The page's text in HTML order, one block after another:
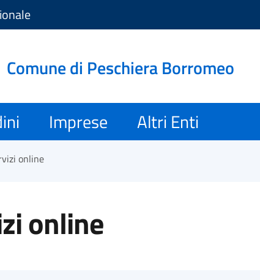
contenuto
footer
Comune di Peschiera Borromeo
Imprese Altri Enti
online
online